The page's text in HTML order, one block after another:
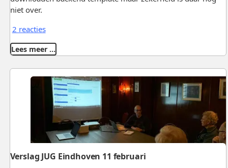
niet over.
2 reacties
Lees meer …
Verslag JUG Eindhoven 11 februari